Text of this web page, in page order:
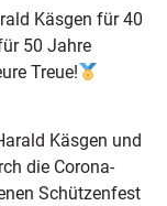
Käsgen für 40
50 Jahre
Treue!
Käsgen und
die Corona-
Schützenfest